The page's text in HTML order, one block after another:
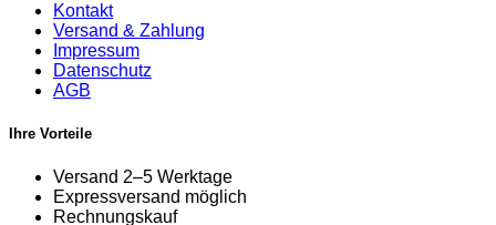
Kontakt
Versand & Zahlung
Impressum
Datenschutz
AGB
Ihre Vorteile
Versand 2–5 Werktage
Expressversand möglich
Rechnungskauf